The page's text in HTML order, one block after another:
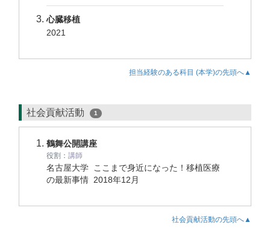
心臓移植
2021
担当経験のある科目 (本学)の先頭へ▲
社会貢献活動 1
鶴舞公開講座
役割： 講師
名古屋大学 ここまで身近になった！移植医療
の最新事情 2018年12月
社会貢献活動の先頭へ▲